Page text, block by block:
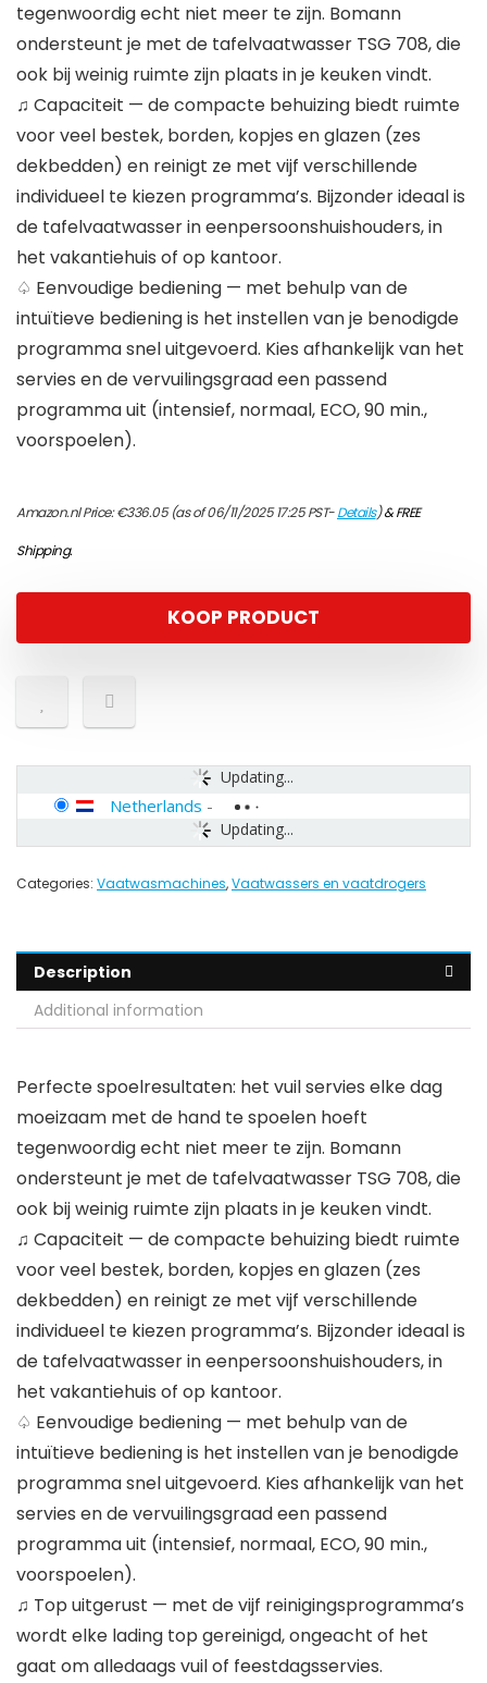
tegenwoordig echt niet meer te zijn. Bomann
ondersteunt je met de tafelvaatwasser TSG 708, die
ook bij weinig ruimte zijn plaats in je keuken vindt.
♫ Capaciteit — de compacte behuizing biedt ruimte
voor veel bestek, borden, kopjes en glazen (zes
dekbedden) en reinigt ze met vijf verschillende
individueel te kiezen programma’s. Bijzonder ideaal is
de tafelvaatwasser in eenpersoonshuishouders, in
het vakantiehuis of op kantoor.
♤ Eenvoudige bediening — met behulp van de
intuïtieve bediening is het instellen van je benodigde
programma snel uitgevoerd. Kies afhankelijk van het
servies en de vervuilingsgraad een passend
programma uit (intensief, normaal, ECO, 90 min.,
voorspoelen).
Amazon.nl Price:€336.05(as of 06/11/2025 17:25 PST-Details)&FREE
Shipping.
KOOP PRODUCT
Updating...
Updating...
Netherlands -
Categories: Vaatwasmachines,Vaatwassers en vaatdrogers
Description
Additional information
Perfecte spoelresultaten: het vuil servies elke dag
moeizaam met de hand te spoelen hoeft
tegenwoordig echt niet meer te zijn. Bomann
ondersteunt je met de tafelvaatwasser TSG 708, die
ook bij weinig ruimte zijn plaats in je keuken vindt.
♫ Capaciteit — de compacte behuizing biedt ruimte
voor veel bestek, borden, kopjes en glazen (zes
dekbedden) en reinigt ze met vijf verschillende
individueel te kiezen programma’s. Bijzonder ideaal is
de tafelvaatwasser in eenpersoonshuishouders, in
het vakantiehuis of op kantoor.
♤ Eenvoudige bediening — met behulp van de
intuïtieve bediening is het instellen van je benodigde
programma snel uitgevoerd. Kies afhankelijk van het
servies en de vervuilingsgraad een passend
programma uit (intensief, normaal, ECO, 90 min.,
voorspoelen).
♫ Top uitgerust — met de vijf reinigingsprogramma’s
wordt elke lading top gereinigd, ongeacht of het
gaat om alledaags vuil of feestdagsservies.